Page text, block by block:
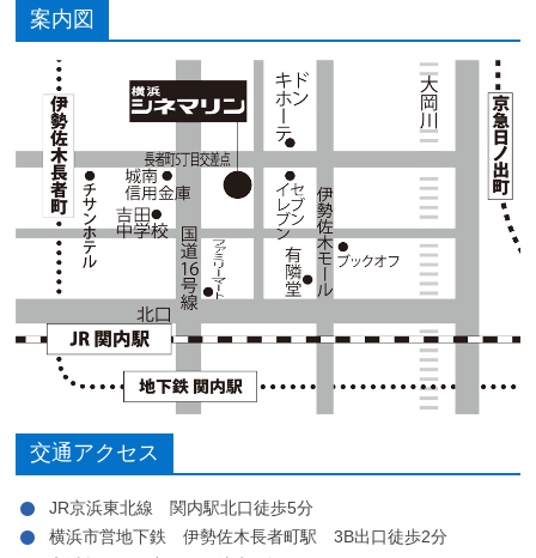
案内図
交通アクセス
JR京浜東北線 関内駅北口徒歩5分
横浜市営地下鉄 伊勢佐木長者町駅 3B出口徒歩2分